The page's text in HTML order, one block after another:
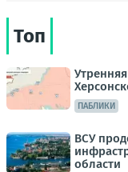
Топ
ПАБЛИКИ
ВСУ
области